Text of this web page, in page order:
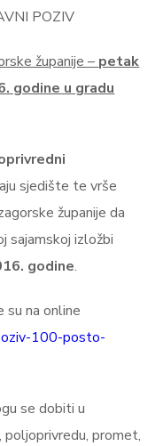
POZIV
županije – petak
godine u gradu
sjedište te vrše
županije da
sajamskoj izložbi
godine.
su na online
100-posto-
se dobiti u
promet,